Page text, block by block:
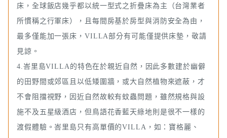
床，全球飯店幾乎都以統一型式之折疊床為主（台灣業者
所慣稱之行軍床），且每間房基於房型與消防安全為由，
最多僅能加一張床，VILLA部分有可能僅提供床墊，敬請
見諒。
4.峇里島VILLA的特色在於親近自然，因此多數建於幽僻
的田野間或郊區且以低矮圍牆，或大自然植物來遮蔽，才
不會阻擋視野，因近自然故較有蚊蟲問題，雖然規格與設
施不及五星級酒店，但鳥語花香藍天綠地則是很不一樣的
渡假體驗。峇里島只有高單價的VILLA，如：寶格麗、